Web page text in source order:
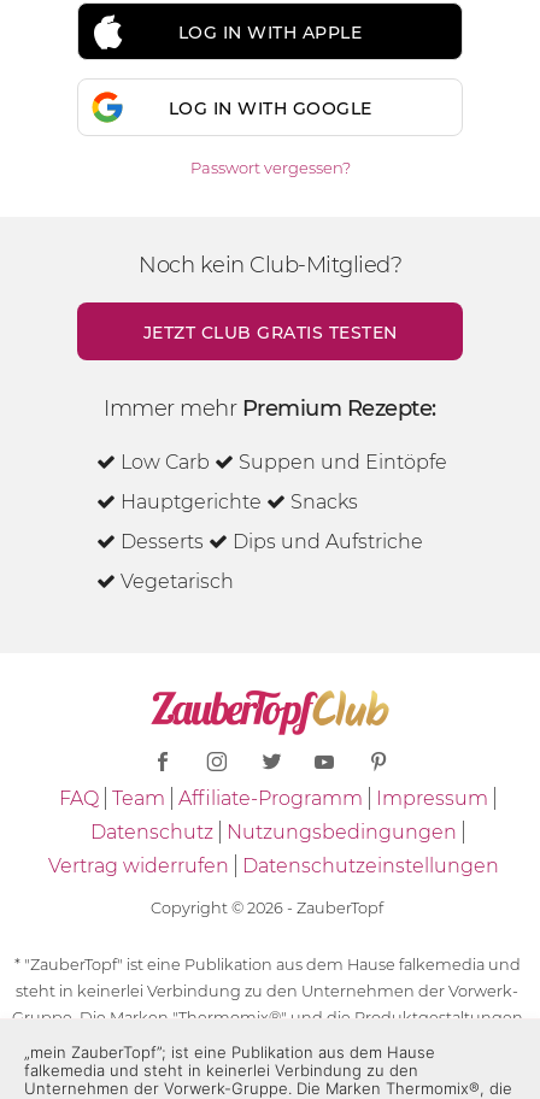
LOG IN WITH APPLE
LOG IN WITH GOOGLE
Passwort vergessen?
Noch kein Club-Mitglied?
JETZT CLUB GRATIS TESTEN
Immer mehr Premium Rezepte:
Low Carb
Suppen und Eintöpfe
Hauptgerichte
Snacks
Desserts
Dips und Aufstriche
Vegetarisch
FAQ Team Affiliate-Programm
Impressum
Datenschutz
Nutzungsbedingungen
Vertrag widerrufen
Datenschutzeinstellungen
Copyright © 2026 - ZauberTopf
* "ZauberTopf" ist eine Publikation aus dem Hause falkemedia und
steht in keinerlei Verbindung zu den Unternehmen der Vorwerk-
Gruppe. Die Marken "Thermomix®" und die Produktgestaltungen
des "Thermomix®" sind eingetragene Marken der Unternehmen
der Vorwerk-Gruppe. Die Marken Thermomix®, die Zeichen TM5®,
„mein ZauberTopf”; ist eine Publikation aus dem Hause
falkemedia und steht in keinerlei Verbindung zu den
Unternehmen der Vorwerk-Gruppe. Die Marken Thermomix®, die